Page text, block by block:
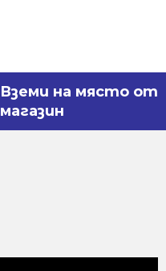
Вземи на място от
магазин